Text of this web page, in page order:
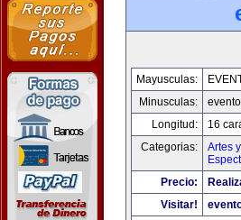
Mayusculas:
Minusculas:
Longitud:
16
Categorias:
Artes
Precio:
Visitar!